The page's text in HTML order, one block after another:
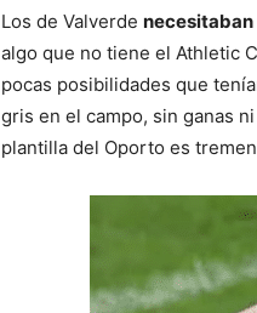
Los de Valverde necesitaban
algo que no tiene el Athletic
pocas posibilidades que
gris en el campo, sin ganas
plantilla del Oporto es